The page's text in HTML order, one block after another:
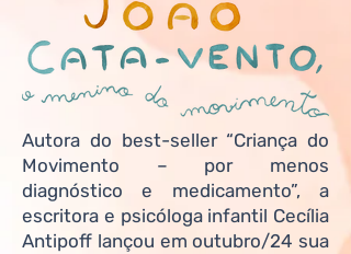
Autora do best-seller “Criança do
Movimento – por menos
diagnóstico e medicamento”, a
escritora e psicóloga infantil Cecília
Antipoff lançou em outubro/24 sua